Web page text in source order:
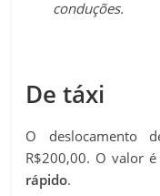
conduções.
De táxi
O deslocamento
R$200,00. O valor
rápido.